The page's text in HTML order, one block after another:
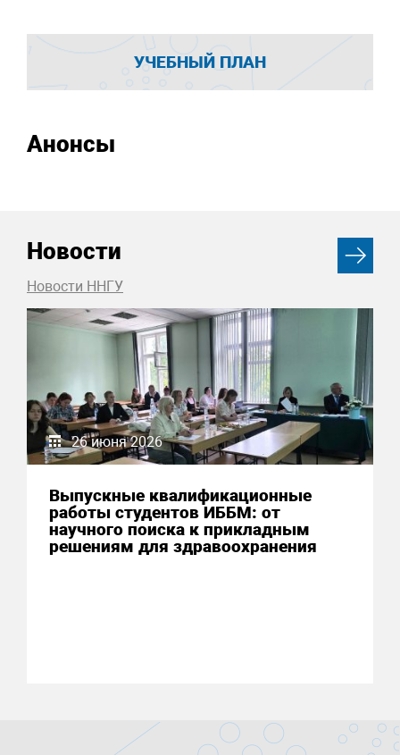
УЧЕБНЫЙ ПЛАН
Анонсы
Новости
Новости ННГУ
26 июня 2026
Выпускные квалификационные
работы студентов ИББМ: от
научного поиска к прикладным
решениям для здравоохранения